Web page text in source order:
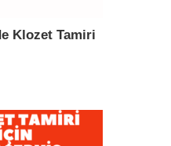
Klozet Tamiri